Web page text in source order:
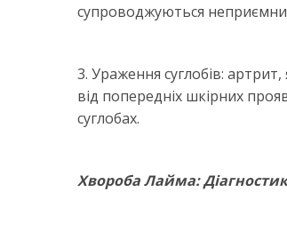
супроводжуються
3. Ураження суглобів:
від попередніх шкірних
суглобах.
Хвороба Лайма: